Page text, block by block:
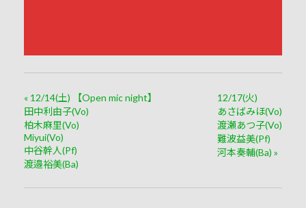
« 12/14(土) 【Open mic night】
田中利由子(Vo)
柏木麻里(Vo)
Miyui(Vo)
中谷幹人(Pf)
渡邉裕美(Ba)
12/17(火)
あさばみほ(Vo)
渡瀬あつ子(Vo)
難波益美(Pf)
河本奏輔(Ba) »